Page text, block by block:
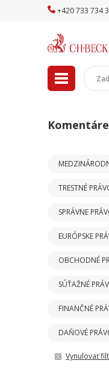
+420733 734
Komentáre
TRESTNÉ
SPRÁVNE
EURÓPSKE
OBCHODNÉ
SÚŤAŽNÉ
FINANČNÉ
DAŇOVÉ
Vynulovať